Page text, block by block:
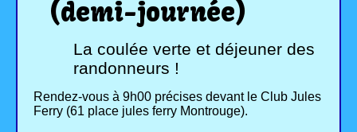
(demi-journée)
La coulée verte et déjeuner des
randonneurs !
Rendez-vous à 9h00 précises devant le Club Jules
Ferry (61 place jules ferry Montrouge).